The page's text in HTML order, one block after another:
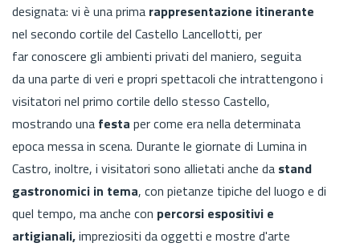
designata: vi è una prima rappresentazione itinerante
nel secondo cortile del Castello Lancellotti, per
far conoscere gli ambienti privati del maniero, seguita
da una parte di veri e propri spettacoli che intrattengono i
visitatori nel primo cortile dello stesso Castello,
mostrando una festa per come era nella determinata
epoca messa in scena. Durante le giornate di Lumina in
Castro, inoltre, i visitatori sono allietati anche da stand
gastronomici in tema, con pietanze tipiche del luogo e di
quel tempo, ma anche con percorsi espositivi e
artigianali,impreziositi da oggetti e mostre d'arte